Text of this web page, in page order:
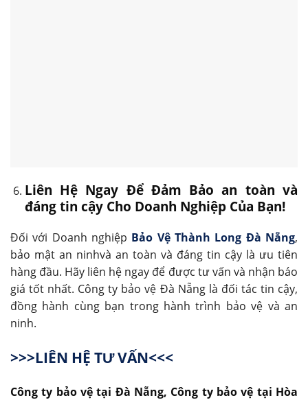
Liên Hệ Ngay Để Đảm Bảo an toàn và
đáng tin cậy Cho Doanh Nghiệp Của Bạn!
Đối với Doanh nghiệp Bảo Vệ Thành Long Đà Nẵng,
bảo mật an ninhvà an toàn và đáng tin cậy là ưu tiên
hàng đầu. Hãy liên hệ ngay để được tư vấn và nhận báo
giá tốt nhất. Công ty bảo vệ Đà Nẵng là đối tác tin cậy,
đồng hành cùng bạn trong hành trình bảo vệ và an
ninh.
>>>LIÊN HỆ TƯ VẤN<<<
Công ty bảo vệ tại Đà Nẵng, Công ty bảo vệ tại Hòa